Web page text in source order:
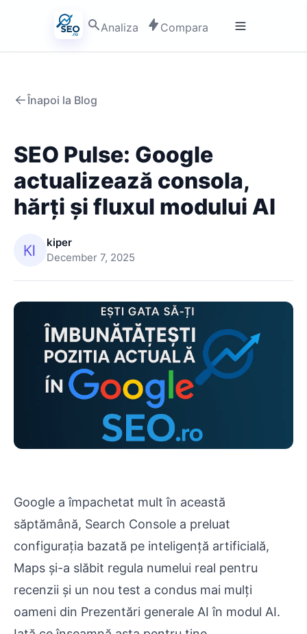
Analiza Compara
Înapoi la Blog
SEO Pulse: Google
actualizează consola,
hărți și fluxul modului AI
kiper
December 7, 2025
Google a împachetat mult în această
săptămână, Search Console a preluat
configurația bazată pe inteligență artificială,
Maps și-a slăbit regula numelui real pentru
recenzii și un nou test a condus mai mulți
oameni din Prezentări generale AI în modul AI.